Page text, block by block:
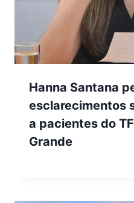
Hanna Santana
esclarecimentos
a pacientes do
Grande